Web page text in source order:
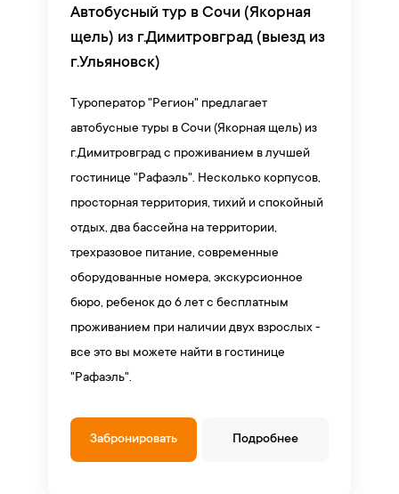
Автобусный тур в Сочи (Якорная
щель) из г.Димитровград (выезд из
г.Ульяновск)
Туроператор "Регион" предлагает
автобусные туры в Сочи (Якорная щель) из
г.Димитровград с проживанием в лучшей
гостинице "Рафаэль". Несколько корпусов,
просторная территория, тихий и спокойный
отдых, два бассейна на территории,
трехразовое питание, современные
оборудованные номера, экскурсионное
бюро, ребенок до 6 лет с бесплатным
проживанием при наличии двух взрослых -
все это вы можете найти в гостинице
"Рафаэль".
Забронировать Подробнее